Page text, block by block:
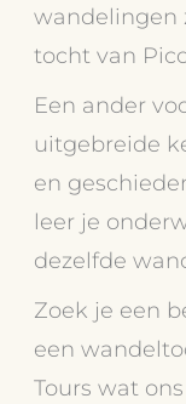
wandelingen
tocht van
Een ander
uitgebreide
en
leer je
dezelfde
Zoek je een
een
Tours wat